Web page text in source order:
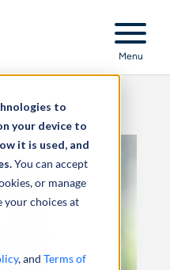
to
your device to
it is used, and
You can accept
or manage
your choices at
, and Terms of
Menu